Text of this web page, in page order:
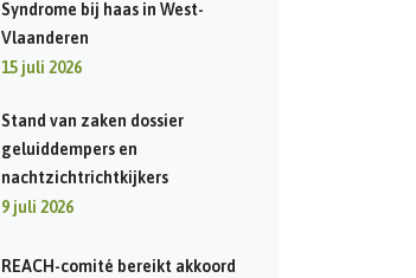
Syndrome bij haas in West-
Vlaanderen
15 juli 2026
Stand van zaken dossier
geluiddempers en
nachtzichtrichtkijkers
9 juli 2026
REACH-comité bereikt akkoord